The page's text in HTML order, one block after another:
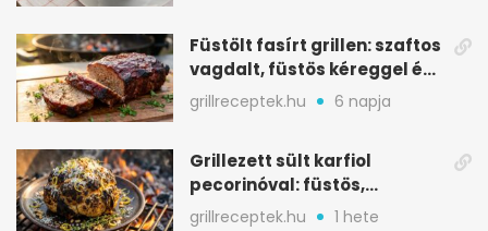
Füstölt fasírt grillen: szaftos
vagdalt, füstös kéreggel és
BBQ mázzal
grillreceptek.hu 6 napja
Grillezett sült karfiol
pecorinóval: füstös,
karamellizált nyári kedvenc
grillreceptek.hu 1 hete